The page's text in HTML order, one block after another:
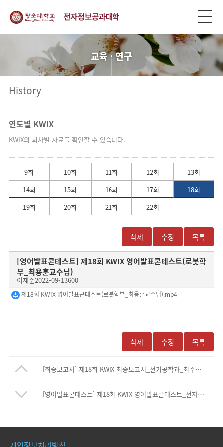
교육 · 연구
History
연도별 KWIX
KWIX의 회차별 자료를 확인할 수 있습니다.
9회 10회 11회 12회
13회
14회
15회 16회 17회
18회
19회
20회 21회 22회
목록
수정
삭제
[영어발표콘테스트] 제18회 KWIX 영어발표콘테스트(로봇학
부_최용훈교수님)
이재준2022-09-13600
제18회 KWIX 영어발표콘테스트(로봇학부_최용훈교수님).mp4
목록
수정
삭제
[최종보고서] 제18회 KWIX 최종보고서_전기공학과_최주엽교수님(본문, PPT자료)
[영어발표콘테스트] 제18회 KWIX 영어발표콘테스트_전자재료공학과_오종민교수님
개인정보처리방침